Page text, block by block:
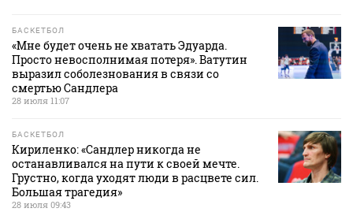
БАСКЕТБОЛ
«Мне будет очень не хватать Эдуарда.
Просто невосполнимая потеря». Ватутин
выразил соболезнования в связи со
смертью Сандлера
28 июля 11:07
БАСКЕТБОЛ
Кириленко: «Сандлер никогда не
останавливался на пути к своей мечте.
Грустно, когда уходят люди в расцвете сил.
Большая трагедия»
28 июля 09:43